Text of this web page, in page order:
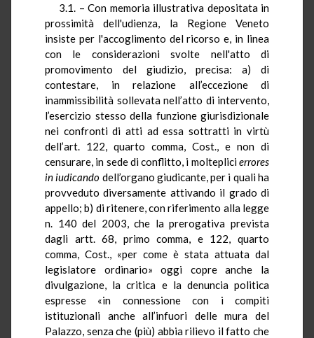
3.1. – Con memoria illustrativa depositata in
prossimità dell'udienza, la Regione Veneto
insiste per l'accoglimento del ricorso e, in linea
con le considerazioni svolte nell'atto di
promovimento del giudizio, precisa: a) di
contestare, in relazione all’eccezione di
inammissibilità sollevata nell’atto di intervento,
l’esercizio stesso della funzione giurisdizionale
nei confronti di atti ad essa sottratti in virtù
dell’art. 122, quarto comma, Cost., e non di
censurare, in sede di conflitto, i molteplicierrores
in iudicando dell’organo giudicante, per i quali ha
provveduto diversamente attivando il grado di
appello; b) di ritenere, con riferimento alla legge
n. 140 del 2003, che la prerogativa prevista
dagli artt. 68, primo comma, e 122, quarto
comma, Cost., «per come è stata attuata dal
legislatore ordinario» oggi copre anche la
divulgazione, la critica e la denuncia politica
espresse «in connessione con i compiti
istituzionali anche all’infuori delle mura del
Palazzo, senza che (più) abbia rilievo il fatto che